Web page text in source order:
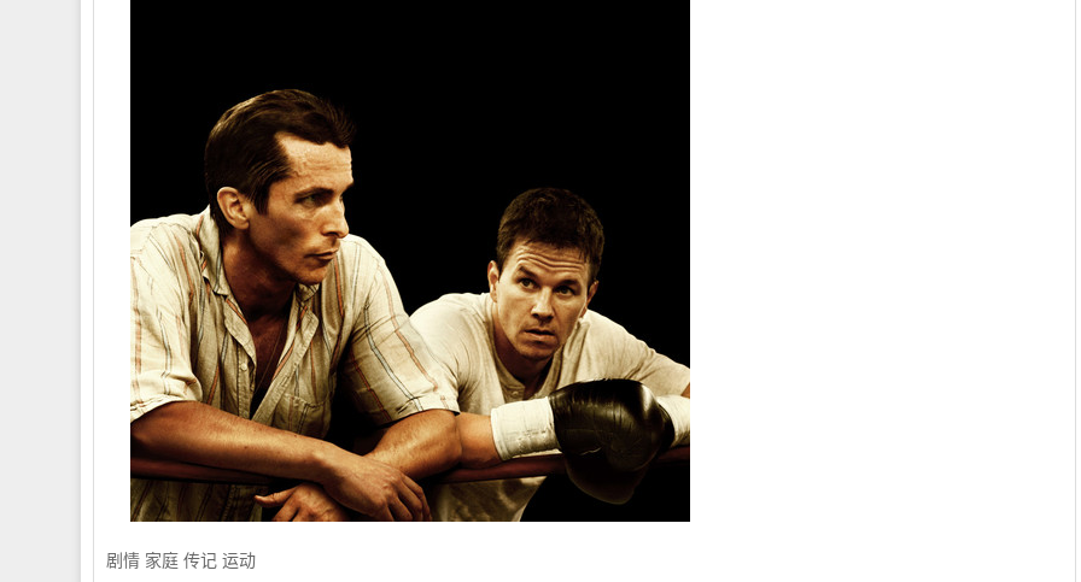
剧情 家庭 传记 运动